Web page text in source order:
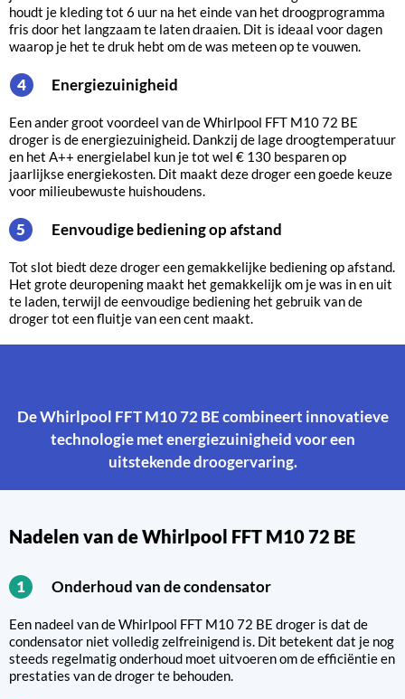
houdt je kleding tot 6 uur na het einde van het droogprogramma
fris door het langzaam te laten draaien. Dit is ideaal voor dagen
waarop je het te druk hebt om de was meteen op te vouwen.
4 Energiezuinigheid
Een ander groot voordeel van de Whirlpool FFT M10 72 BE
droger is de energiezuinigheid. Dankzij de lage droogtemperatuur
en het A++ energielabel kun je tot wel € 130 besparen op
jaarlijkse energiekosten. Dit maakt deze droger een goede keuze
voor milieubewuste huishoudens.
5 Eenvoudige bediening op afstand
Tot slot biedt deze droger een gemakkelijke bediening op afstand.
Het grote deuropening maakt het gemakkelijk om je was in en uit
te laden, terwijl de eenvoudige bediening het gebruik van de
droger tot een fluitje van een cent maakt.
De Whirlpool FFT M10 72 BE combineert innovatieve
technologie met energiezuinigheid voor een
uitstekende droogervaring.
Nadelen van de Whirlpool FFT M10 72 BE
1 Onderhoud van de condensator
Een nadeel van de Whirlpool FFT M10 72 BE droger is dat de
condensator niet volledig zelfreinigend is. Dit betekent dat je nog
steeds regelmatig onderhoud moet uitvoeren om de efficiëntie en
prestaties van de droger te behouden.